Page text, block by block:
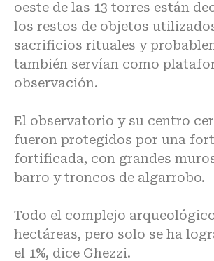
oeste de las 13 torres están
los restos de objetos
sacrificios rituales y
también servían como
observación.
El observatorio y su centro
fueron protegidos por una
fortificada, con grandes
barro y troncos de algarrobo.
Todo el complejo
hectáreas, pero solo se ha
el 1%, dice Ghezzi.